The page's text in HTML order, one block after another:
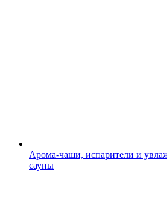
Арома-чаши, испарители и
сауны